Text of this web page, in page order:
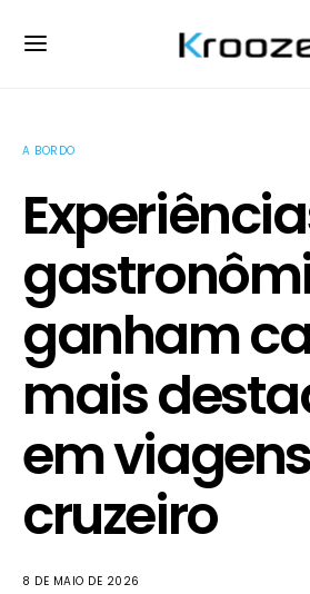
A BORDO
ganham
mais
em
cruzeiro
8 DE MAIO DE 2026